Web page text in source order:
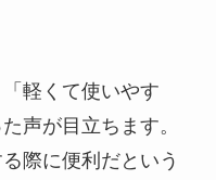
軽くて使いやす
声が目立ちます。
際に便利だという